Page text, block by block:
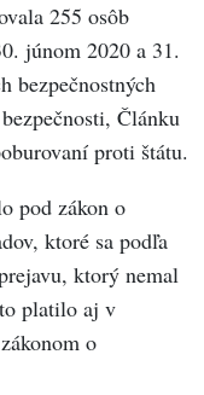
255 osôb
júnom 2020 a 31.
bezpečnostných
Článku
proti štátu.
pod zákon o
ktoré sa podľa
ktorý nemal
platilo aj v
o